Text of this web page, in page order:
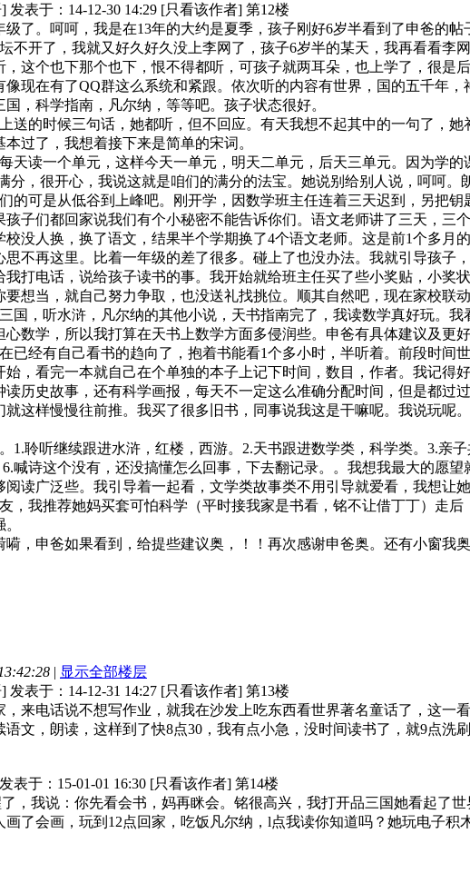
表于：14-12-30 14:29 [只看该作者] 第12楼
了。呵呵，我是在13年的大约是夏季，孩子刚好6岁半看到了申爸的
不开了，我就又好久好久没上李网了，孩子6岁半的某天，我再看看李
这个也下那个也下，恨不得都听，可孩子就两耳朵，也上学了，很
现在有了QQ群这么系统和紧跟。依次听的内容有世界，国的五千年
，科学指南，凡尔纳，等等吧。孩子状态很好。
的时候三句话，她都听，但不回应。有天我想不起其中的一句了，她
过了，我想着接下来是简单的宋词。
读一个单元，这样今天一单元，明天二单元，后天三单元。因为学的
分，很开心，我说这就是咱们的满分的法宝。她说别给别人说，呵呵。
可是从低谷到上峰吧。刚开学，因数学班主任连着三天迟到，另把钥
子们都回家说我们有个小秘密不能告诉你们。语文老师讲了三天，三
没人换，换了语文，结果半个学期换了4个语文老师。这是前1个多
不再这里。比着一年级的差了很多。碰上了也没办法。我就引导孩
打电话，说给孩子读书的事。我开始就给班主任买了些小奖贴，小
想当，就自己努力争取，也没送礼找挑位。顺其自然吧，现在家校联
，听水浒，凡尔纳的其他小说，天书指南完了，我读数学真好玩。我
数学，所以我打算在天书上数学方面多侵润些。申爸有具体建议及更好
经有自己看书的趋向了，抱着书能看1个多小时，半听着。前段时间
，看完一本就自己在个单独的本子上记下时间，数目，作者。我记得
读历史故事，还有科学画报，每天不一定这么准确分配时间，但是都
这样慢慢往前推。我买了很多旧书，同事说我这是干嘛呢。我说玩呢
聆听继续跟进水浒，红楼，西游。2.天书跟进数学类，科学类。3.亲
喊诗这个没有，还没搞懂怎么回事，下去翻记录。。我想我最大的愿
阅读广泛些。我引导着一起看，文学类故事类不用引导就爱看，我想让
，我推荐她妈买套可怕科学（平时接我家是书看，铭不让借丁丁）走
，申爸如果看到，给提些建议奥，！！再次感谢申爸奥。还有小窗我奥
| 显示全部楼层
表于：14-12-31 14:27 [只看该作者] 第13楼
，来电话说不想写作业，就我在沙发上吃东西看世界著名童话了，这一
文，朗读，这样到了快8点30，我有点小急，没时间读书了，就9点
表于：15-01-01 16:30 [只看该作者] 第14楼
，我说：你先看会书，妈再眯会。铭很高兴，我打开品三国她看起了
了会画，玩到12点回家，吃饭凡尔纳，l点我读你知道吗？她玩电子